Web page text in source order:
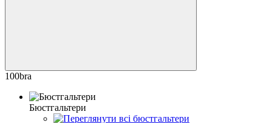
100bra
Бюстгальтери